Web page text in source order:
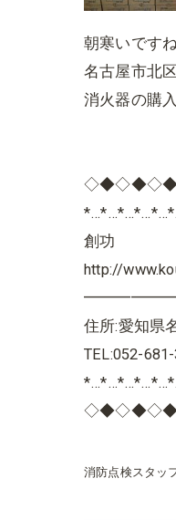
朝寒いです
名古屋市北
消火器の購
創功
http://
住所:愛知県
TEL:052-
消防点検スタッ